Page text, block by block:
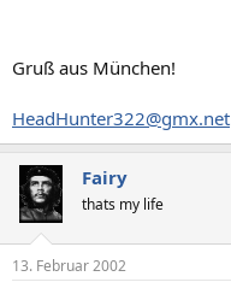
Gruß aus München!
HeadHunter322@gmx.net
Fairy
thats my life
13. Februar 2002